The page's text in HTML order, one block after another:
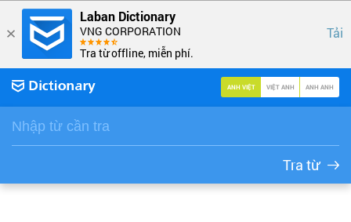
Laban Dictionary
VNG CORPORATION
Tra từ offline, miễn phí.
Tải
ANH VIỆT VIỆT ANH ANH ANH
Tra từ